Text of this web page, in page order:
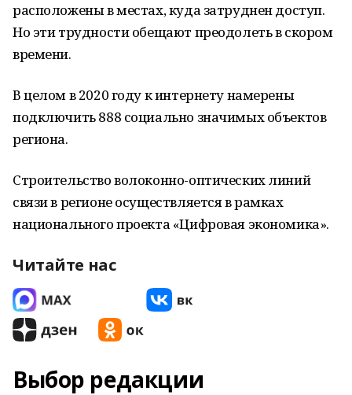
расположены в местах, куда затруднен доступ.
Но эти трудности обещают преодолеть в скором
времени.
В целом в 2020 году к интернету намерены
подключить 888 социально значимых объектов
региона.
Строительство волоконно-оптических линий
связи в регионе осуществляется в рамках
национального проекта «Цифровая экономика».
Читайте нас
Выбор редакции